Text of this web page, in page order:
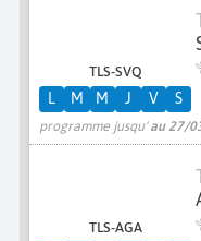
TLS-SVQ
programme jusqu'au 27/
L M M J V S
TLS-AGA